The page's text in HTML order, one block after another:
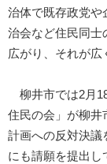
治体で既存政党や
治会など住民同士
広がり、それが広
柳井市では2月
住民の会」が柳井
計画への反対決議
にも請願を提出し